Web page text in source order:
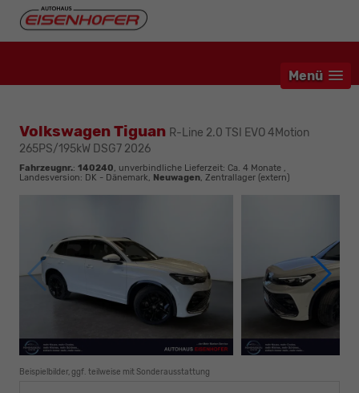
Menü
Volkswagen Tiguan R-Line 2.0 TSI EVO 4Motion
265PS/195kW DSG7 2026
Fahrzeugnr.: 140240, unverbindliche Lieferzeit: Ca. 4 Monate ,
Landesversion: DK - Dänemark, Neuwagen, Zentrallager (extern)
Beispielbilder, ggf. teilweise mit Sonderausstattung